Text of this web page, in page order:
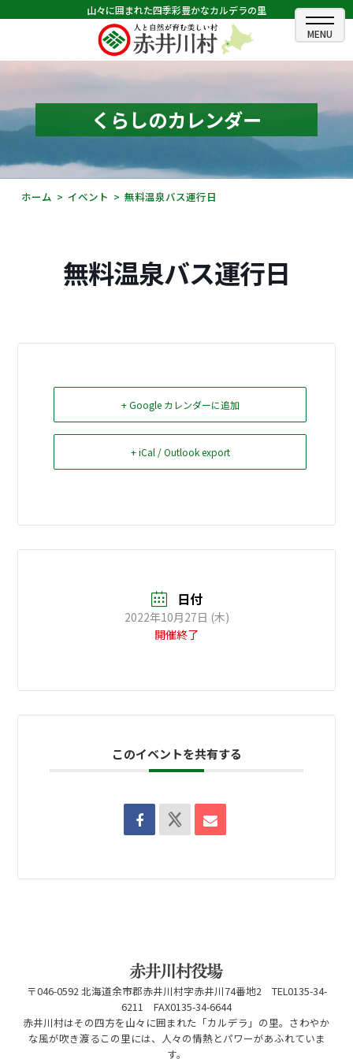
山々に囲まれた四季彩豊かなカルデラの里
ホーム
むらのできごと
むらのプロフィール
くらしの情報
観光・イベント情報
Select Language▼
くらしのカレンダー
ホーム イベント 無料温泉バス運行日
無料温泉バス運行日
+ Google カレンダーに追加
+ iCal / Outlook export
日付
2022年10月27日 (木)
開催終了
このイベントを共有する
〒046-0592 北海道余市郡赤井川村字赤井川74番地2 TEL0135-34-
6211 FAX0135-34-6644
赤井川村はその四方を山々に囲まれた「カルデラ」の里。さわやか
な風が吹き渡るこの里には、人々の情熱とパワーがあふれていま
す。